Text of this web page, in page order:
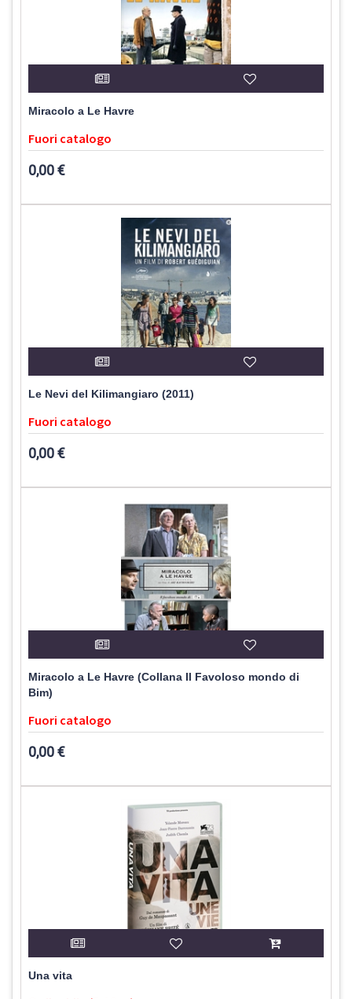
Miracolo a Le Havre
Fuori catalogo
0,00 €
Le Nevi del Kilimangiaro (2011)
Fuori catalogo
0,00 €
Miracolo a Le Havre (Collana Il Favoloso mondo di
Bim)
Fuori catalogo
0,00 €
Una vita